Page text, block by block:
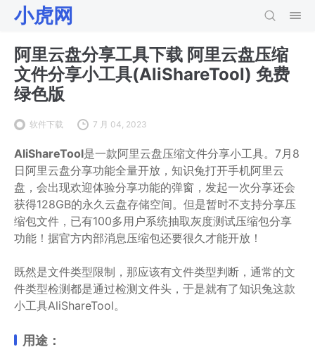
小虎网
阿里云盘分享工具下载 阿里云盘压缩
文件分享小工具(AliShareTool) 免费
绿色版
软件下载 7 月 04, 2023
AliShareTool是一款阿里云盘压缩文件分享小工具。7月8
日阿里云盘分享功能全量开放，知识兔打开手机阿里云
盘，会出现欢迎体验分享功能的弹窗，发起一次分享还会
获得128GB的永久云盘存储空间。但是暂时不支持分享压
缩包文件，已有100多用户系统抽取灰度测试压缩包分享
功能！据官方内部消息压缩包还要很久才能开放！
既然是文件类型限制，那应该有文件类型判断，通常的文
件类型检测都是通过检测文件头，于是就有了知识兔这款
小工具AliShareTool。
用途：